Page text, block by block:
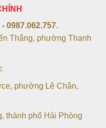
- 0987.062.757.
Thắng, phường Thanh
phường Lê Chân,
thành phố Hải Phòng